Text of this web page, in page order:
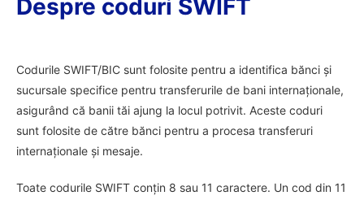
Despre coduri SWIFT
Codurile SWIFT/BIC sunt folosite pentru a identifica bănci și
sucursale specifice pentru transferurile de bani internaționale,
asigurând că banii tăi ajung la locul potrivit. Aceste coduri
sunt folosite de către bănci pentru a procesa transferuri
internaționale și mesaje.
Toate codurile SWIFT conțin 8 sau 11 caractere. Un cod din 11